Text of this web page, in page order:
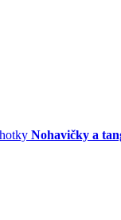
Nohavičky a